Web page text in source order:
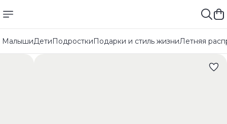
МалышиДетиПодросткиПодарки и стиль жизниЛетняя